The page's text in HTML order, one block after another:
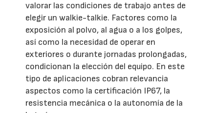
valorar las condiciones de trabajo antes de
elegir un walkie-talkie. Factores como la
exposición al polvo, al agua o a los golpes,
así como la necesidad de operar en
exteriores o durante jornadas prolongadas,
condicionan la elección del equipo. En este
tipo de aplicaciones cobran relevancia
aspectos como la certificación IP67, la
resistencia mecánica o la autonomía de la